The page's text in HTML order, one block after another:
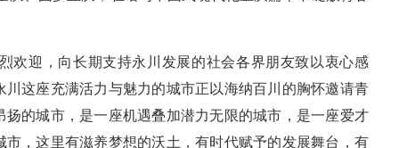
欢迎，向长期支持永川发展的社会各界朋友致以衷心感
这座充满活力与魅力的城市正以海纳百川的胸怀邀请青
的城市，是一座机遇叠加潜力无限的城市，是一座爱才
，这里有滋养梦想的沃土，有时代赋予的发展舞台，有